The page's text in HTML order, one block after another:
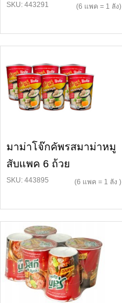
SKU: 443291 (6 แพค = 1 ลัง)
มาม่าโจ๊กคัพรสมาม่าหมู
สับแพค 6 ถ้วย
SKU: 443895 (6 แพค = 1 ลัง )